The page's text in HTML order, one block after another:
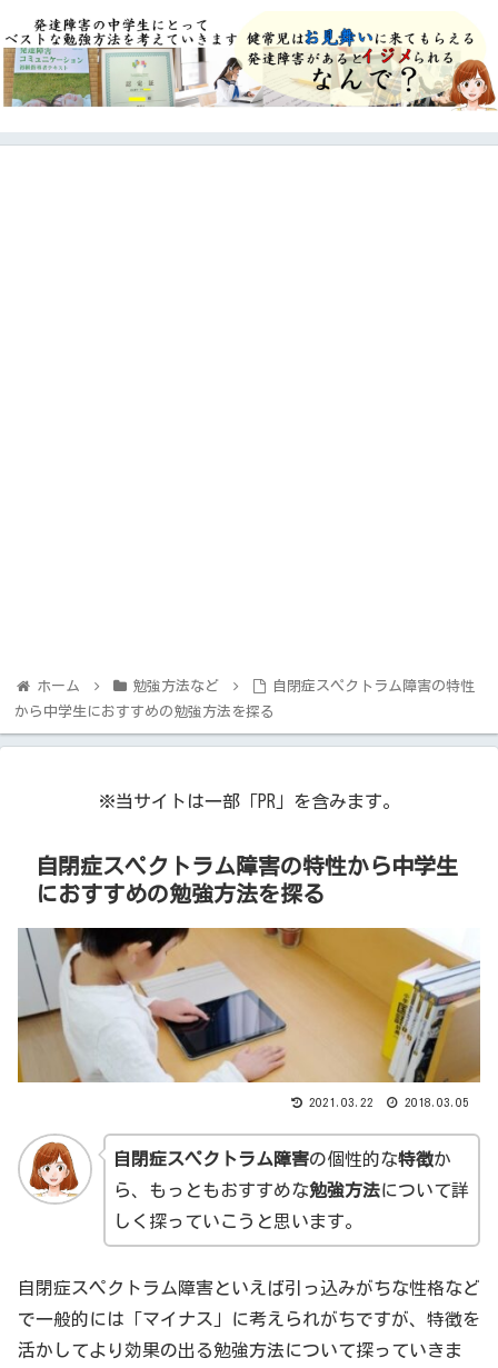
ホーム 勉強方法など
自閉症スペクトラム障害の特性
から中学生におすすめの勉強方法を探る
※当サイトは一部「PR」を含みます。
自閉症スペクトラム障害の特性から中学生
におすすめの勉強方法を探る
2021.03.22 2018.03.05
自閉症スペクトラム障害の個性的な特徴か
ら、もっともおすすめな勉強方法について詳
しく探っていこうと思います。
自閉症スペクトラム障害といえば引っ込みがちな性格など
で一般的には「マイナス」に考えられがちですが、特徴を
活かしてより効果の出る勉強方法について探っていきま